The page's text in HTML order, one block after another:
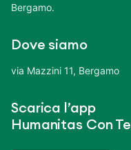
Bergamo.
Dove siamo
via Mazzini 11, Bergamo
Scarica l’app
Humanitas Con Te